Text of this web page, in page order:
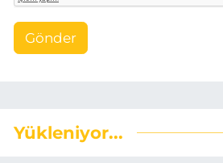
Gönder
Yükleniyor...